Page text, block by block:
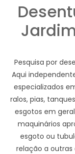
Pesquisa por
Aqui
especializados
ralos, pias,
esgotos em
maquinários
esgoto ou
relação a